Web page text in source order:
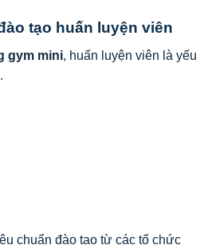
tạo huấn luyện viên
gym mini, huấn luyện viên là yếu
chuẩn đào tạo từ các tổ chức